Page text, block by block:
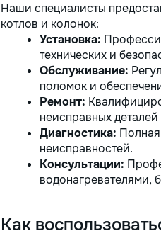
Наши специалисты
котлов и колонок:
Установка:
технических и
Обслуживание:
поломок и
Ремонт:
неисправных
Диагностика:
неисправностей.
Консультации:
водонагревателями,
Как